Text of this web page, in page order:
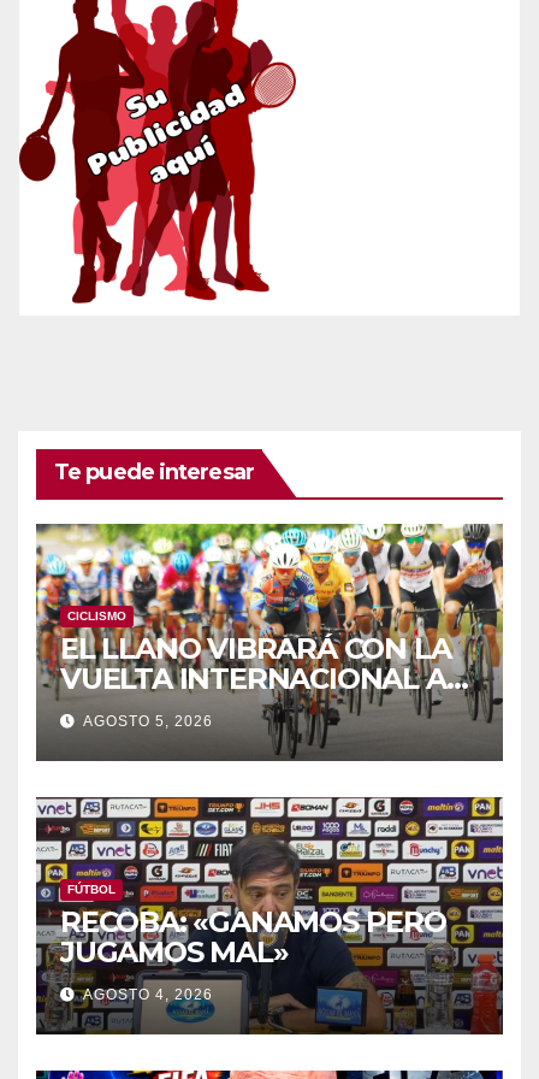
Te puede interesar
CICLISMO
EL LLANO VIBRARÁ CON LA
VUELTA INTERNACIONAL A
ZAMORA
AGOSTO 5, 2026
FÚTBOL
RECOBA: «GANAMOS PERO
JUGAMOS MAL»
AGOSTO 4, 2026